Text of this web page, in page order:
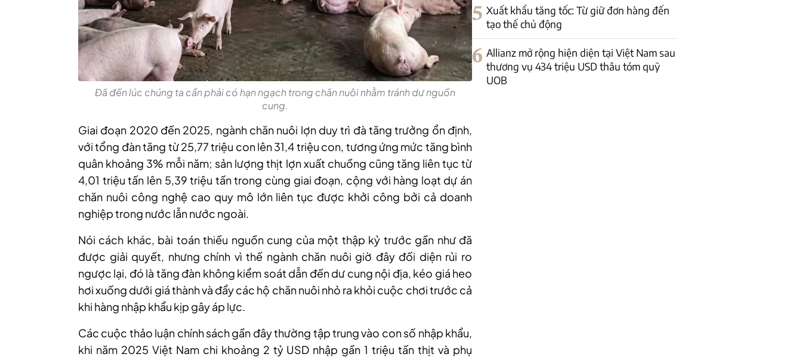
Đã đến lúc chúng ta cần phải có hạn ngạch trong chăn nuôi nhằm tránh dư nguồn
cung.
Giai đoạn 2020 đến 2025, ngành chăn nuôi lợn duy trì đà tăng trưởng ổn định,
với tổng đàn tăng từ 25,77 triệu con lên 31,4 triệu con, tương ứng mức tăng bình
quân khoảng 3% mỗi năm; sản lượng thịt lợn xuất chuồng cũng tăng liên tục từ
4,01 triệu tấn lên 5,39 triệu tấn trong cùng giai đoạn, cộng với hàng loạt dự án
chăn nuôi công nghệ cao quy mô lớn liên tục được khởi công bởi cả doanh
nghiệp trong nước lẫn nước ngoài.
Nói cách khác, bài toán thiếu nguồn cung của một thập kỷ trước gần như đã
được giải quyết, nhưng chính vì thế ngành chăn nuôi giờ đây đối diện rủi ro
ngược lại, đó là tăng đàn không kiểm soát dẫn đến dư cung nội địa, kéo giá heo
hơi xuống dưới giá thành và đẩy các hộ chăn nuôi nhỏ ra khỏi cuộc chơi trước cả
khi hàng nhập khẩu kịp gây áp lực.
Các cuộc thảo luận chính sách gần đây thường tập trung vào con số nhập khẩu,
khi năm 2025 Việt Nam chi khoảng 2 tỷ USD nhập gần 1 triệu tấn thịt và phụ
5 Xuất khẩu tăng tốc: Từ giữ đơn hàng đến
tạo thế chủ động
6 Allianz mở rộng hiện diện tại Việt Nam sau
thương vụ 434 triệu USD thâu tóm quỹ
UOB